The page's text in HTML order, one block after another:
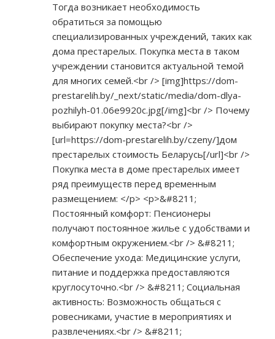
Тогда возникает необходимость
обратиться за помощью
специализированных учреждений, таких как
дома престарелых. Покупка места в таком
учреждении становится актуальной темой
для многих семей.<br /> [img]https://dom-
prestarelih.by/_next/static/media/dom-dlya-
pozhilyh-01.06e9920c.jpg[/img]<br /> Почему
выбирают покупку места?<br />
[url=https://dom-prestarelih.by/czeny/]дом
престарелых стоимость Беларусь[/url]<br />
Покупка места в доме престарелых имеет
ряд преимуществ перед временным
размещением: </p> <p>&#8211;
Постоянный комфорт: Пенсионеры
получают постоянное жилье с удобствами и
комфортным окружением.<br /> &#8211;
Обеспечение ухода: Медицинские услуги,
питание и поддержка предоставляются
круглосуточно.<br /> &#8211; Социальная
активность: Возможность общаться с
ровесниками, участие в мероприятиях и
развлечениях.<br /> &#8211;